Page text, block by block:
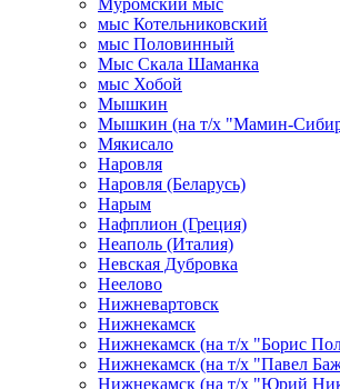
Муромский мыс
мыс Котельниковский
мыс Половинный
Мыс Скала Шаманка
мыс Хобой
Мышкин
Мышкин (на т/х "Мамин-
Мякисало
Наровля
Наровля (Беларусь)
Нарым
Нафплион (Греция)
Неаполь (Италия)
Невская Дубровка
Неелово
Нижневартовск
Нижнекамск
Нижнекамск (на т/х "Борис
Нижнекамск (на т/х "Павел
Нижнекамск (на т/х "Юрий